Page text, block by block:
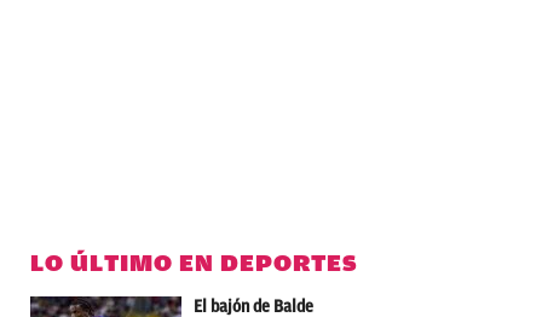
LO ÚLTIMO EN DEPORTES
El bajón de Balde